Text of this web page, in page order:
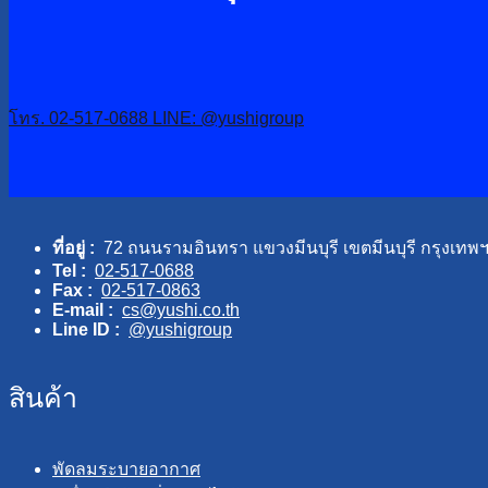
โทร. 02-517-0688 LINE: @yushigroup
ที่อยู่ : 72 ถนนรามอินทรา แขวงมีนบุรี เขตมีนบุรี กรุงเทพ
Tel : 02-517-0688
Fax : 02-517-0863
E-mail : cs@yushi.co.th
Line ID : @yushigroup
สินค้า
พัดลมระบายอากาศ